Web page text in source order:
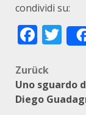
condividi su:
Zurück
Uno sguardo
Diego